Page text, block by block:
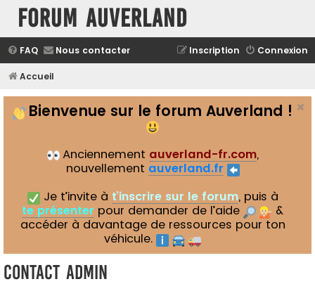
Forum Auverland
FAQ Nous contacter Connexion
Inscription
Accueil
Bienvenue sur le forum Auverland !
Anciennement auverland-fr.com,
nouvellement auverland.fr
Je t’invite à t’inscrire sur le forum, puis à
te présenter pour demander de l’aide
&
accéder à davantage de ressources pour ton
véhicule.
Contact Admin